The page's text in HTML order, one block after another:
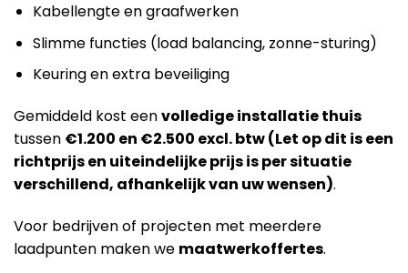
Kabellengte en graafwerken
Slimme functies (load balancing, zonne-sturing)
Keuring en extra beveiliging
Gemiddeld kost eenvolledige installatie thuis
tussen €1.200 en €2.500 excl. btw (Let op dit is een
richtprijs en uiteindelijke prijs is per situatie
verschillend, afhankelijk van uw wensen).
Voor bedrijven of projecten met meerdere
laadpunten maken we maatwerkoffertes.